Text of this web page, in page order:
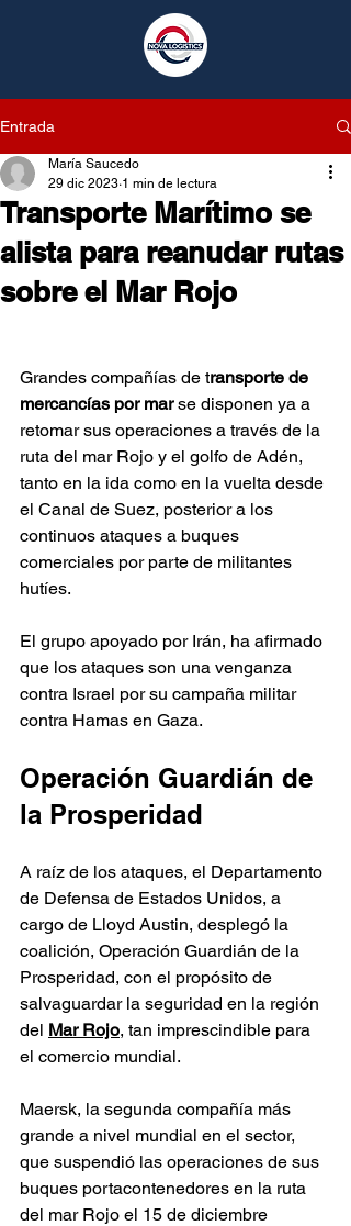
Entrada
Transporte Marítimo se
alista para reanudar rutas
sobre el Mar Rojo
María Saucedo
29 dic 2023 1 min de lectura
Grandes compañías de transporte de
mercancías por mar se disponen ya a
retomar sus operaciones a través de la
ruta del mar Rojo y el golfo de Adén,
tanto en la ida como en la vuelta desde
el Canal de Suez, posterior a los
continuos ataques a buques
comerciales por parte de militantes
hutíes.
El grupo apoyado por Irán, ha afirmado
que los ataques son una venganza
contra Israel por su campaña militar
contra Hamas en Gaza.
Operación Guardián de
la Prosperidad
A raíz de los ataques, el Departamento
de Defensa de Estados Unidos, a
cargo de Lloyd Austin, desplegó la
coalición, Operación Guardián de la
Prosperidad, con el propósito de
salvaguardar la seguridad en la región
del Mar Rojo, tan imprescindible para
el comercio mundial.
Maersk, la segunda compañía más
grande a nivel mundial en el sector,
que suspendió las operaciones de sus
buques portacontenedores en la ruta
del mar Rojo el 15 de diciembre